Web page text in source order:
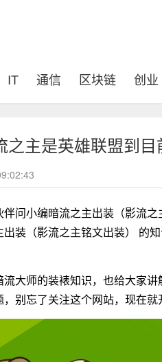
IT 通信 区块链 创业
之主是英雄联盟到
问小编暗流之主出装（影流
装（影流之主铭文出装） 的
大师的装裱知识，也给大家
别忘了关注这个网站，现在就